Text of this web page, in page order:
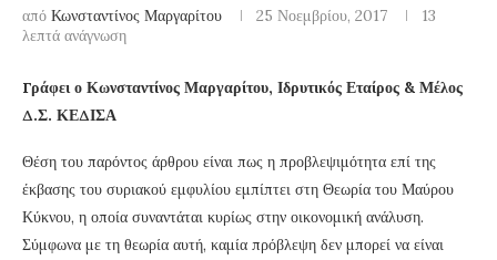
από Κωνσταντίνος Μαργαρίτου 25 Νοεμβρίου, 2017
13
λεπτά ανάγνωση
Γράφει ο Κωνσταντίνος Μαργαρίτου, Ιδρυτικός Εταίρος & Μέλος
Δ.Σ. ΚΕΔΙΣΑ
Θέση του παρόντος άρθρου είναι πως η προβλεψιμότητα επί της
έκβασης του συριακού εμφυλίου εμπίπτει στη Θεωρία του Μαύρου
Κύκνου, η οποία συναντάται κυρίως στην οικονομική ανάλυση.
Σύμφωνα με τη θεωρία αυτή, καμία πρόβλεψη δεν μπορεί να είναι